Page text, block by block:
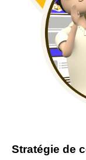
Stratégie de